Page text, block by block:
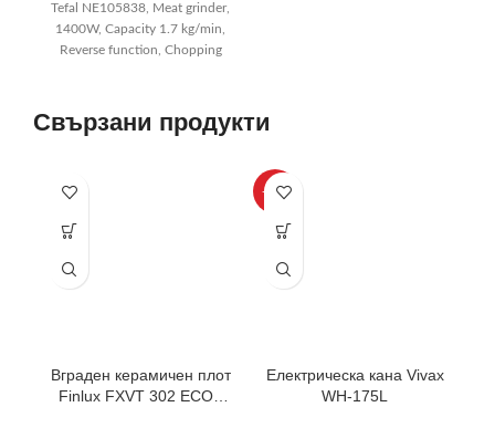
Tefal NE105838, Meat grinder,
1400W, Capacity 1.7 kg/min,
Reverse function, Chopping
Свързани продукти
Вграден керамичен плот
Finlux FXVT 302 ECO ,
-22%
Електрическа кана Vivax
WH-175L